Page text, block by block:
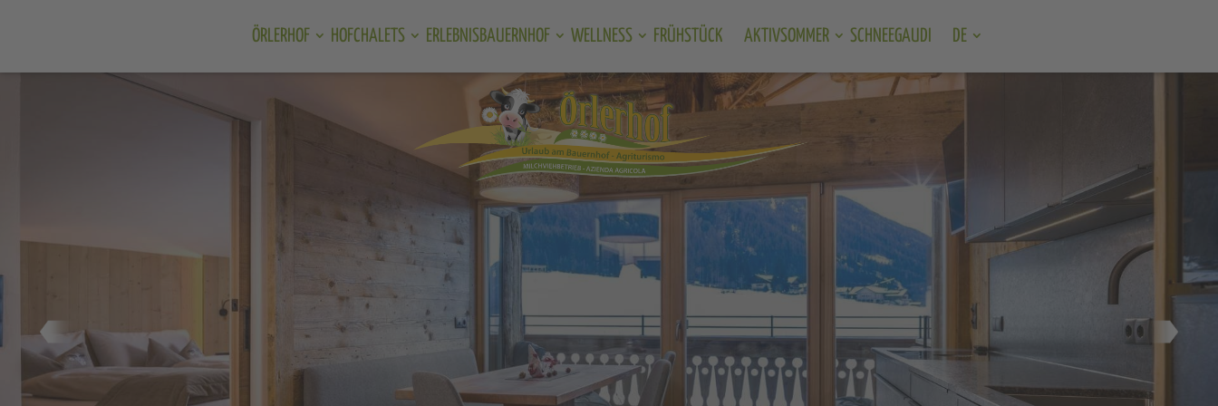
ÖRLERHOF HOFCHALETS ERLEBNISBAUERNHOF WELLNESS FRÜHSTÜCK AKTIVSOMMER SCHNEEGAUDI DE